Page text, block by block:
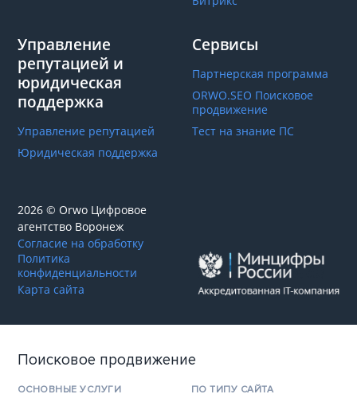
Управление
репутацией и
юридическая
поддержка
Управление репутацией
Юридическая поддержка
Сервисы
Партнерская программа
ORWO.SEO Поисковое
продвижение
Тест на знание ПС
2026 © Orwo Цифровое
агентство Воронеж
Согласие на обработку
Политика
конфиденциальности
Карта сайта
Поисковое продвижение
ОСНОВНЫЕ УСЛУГИ ПО ТИПУ САЙТА